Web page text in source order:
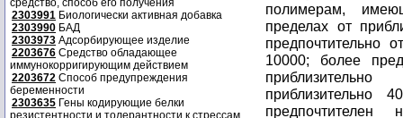
средство, способ его получения
2303991 Биологически активная добавка
2303990 БАД
2303973 Адсорбирующее изделие
2203676 Средство обладающее
иммунокорригирующим действием
2203672 Способ предупреждения
беременности
2303635 Гены кодирующие белки
резистентности и толерантности к стрессам
полимерам,
пределах от
предпочтительно
10000; более
приблизительно
предпочтителен